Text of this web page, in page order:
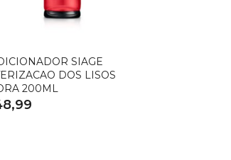
SIAGE
DOS LISOS
200ML